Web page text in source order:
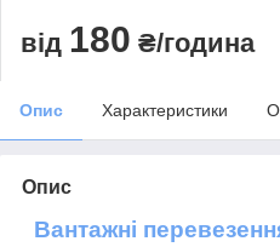
від 180 ₴/година
Опис Характеристики
Опис
Вантажні